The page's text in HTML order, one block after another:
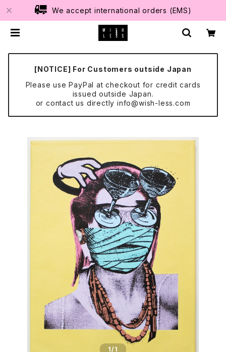
We accept international orders (EMS)
[NOTICE] For Customers outside Japan
Please use PayPal at checkout for credit cards
issued outside Japan.
or contact us directly info@wish-less.com
1/1